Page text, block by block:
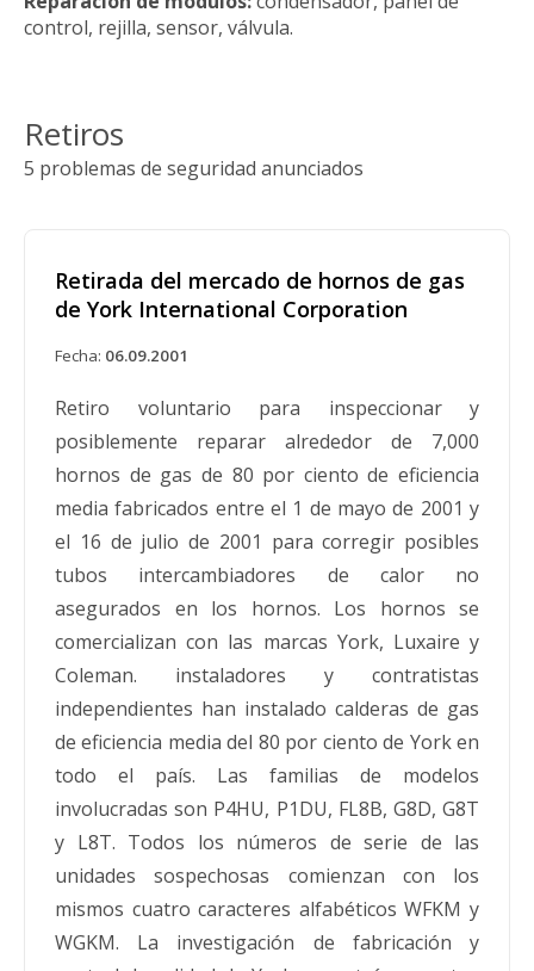
control, rejilla, sensor, válvula.
Retiros
5 problemas de seguridad anunciados
Retirada del mercado de hornos de gas
de York International Corporation
Fecha: 06.09.2001
Retiro voluntario para inspeccionar y
posiblemente reparar alrededor de 7,000
hornos de gas de 80 por ciento de eficiencia
media fabricados entre el 1 de mayo de 2001 y
el 16 de julio de 2001 para corregir posibles
tubos intercambiadores de calor no
asegurados en los hornos. Los hornos se
comercializan con las marcas York, Luxaire y
Coleman. instaladores y contratistas
independientes han instalado calderas de gas
de eficiencia media del 80 por ciento de York en
todo el país. Las familias de modelos
involucradas son P4HU, P1DU, FL8B, G8D, G8T
y L8T. Todos los números de serie de las
unidades sospechosas comienzan con los
mismos cuatro caracteres alfabéticos WFKM y
WGKM. La investigación de fabricación y